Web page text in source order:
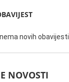
novih obavijesti
NOVOSTI